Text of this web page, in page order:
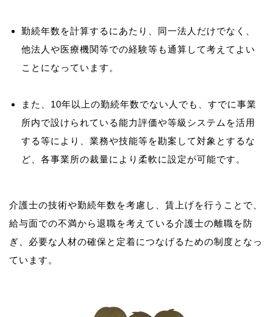
勤続年数を計算するにあたり、同一法人だけでなく、
他法人や医療機関等での経験等も通算して考えてよい
ことになっています。
また、10年以上の勤続年数でない人でも、すでに事業
所内で設けられている能力評価や等級システムを活用
する等により、業務や技能等を勘案して対象とするな
ど、各事業所の裁量により柔軟に設定が可能です。
介護士の技術や勤続年数を考慮し、賃上げを行うことで、
給与面での不満から退職を考えている介護士の離職を防
ぎ、必要な人材の確保と定着につなげるための制度となっ
ています。